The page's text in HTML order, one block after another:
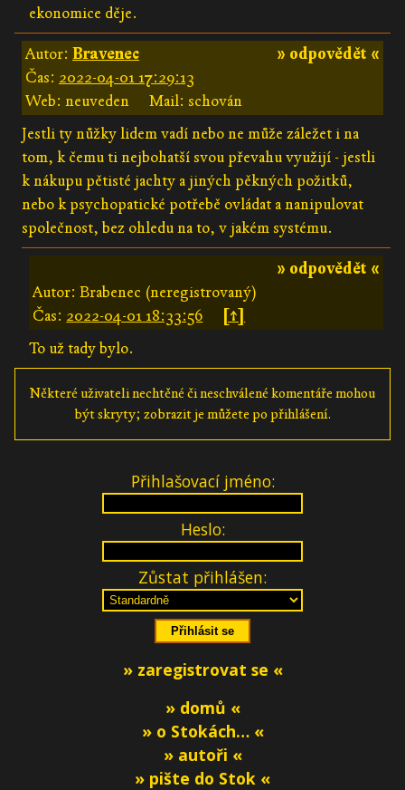
ekonomice děje.
» odpovědět «
Autor: Bravenec
Čas: 2022-04-01 17:29:13
Web: neuveden
Mail: schován
Jestli ty nůžky lidem vadí nebo ne může záležet i na
tom, k čemu ti nejbohatší svou převahu využijí - jestli
k nákupu pětisté jachty a jiných pěkných požitků,
nebo k psychopatické potřebě ovládat a nanipulovat
společnost, bez ohledu na to, v jakém systému.
» odpovědět «
Autor: Brabenec (neregistrovaný)
Čas: 2022-04-01 18:33:56
[↑]
To už tady bylo.
Některé uživateli nechtěné či neschválené komentáře mohou
být skryty; zobrazit je můžete po přihlášení.
Přihlašovací jméno:
Heslo:
Zůstat přihlášen:
» zaregistrovat se «
» domů «
» o Stokách… «
» autoři «
» pište do Stok «